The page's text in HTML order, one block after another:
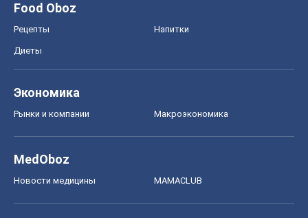
Food Oboz
Рецепты Напитки
Диеты
Экономика
Рынки и компании Mакроэкономика
MedOboz
Новости медицины MAMACLUB